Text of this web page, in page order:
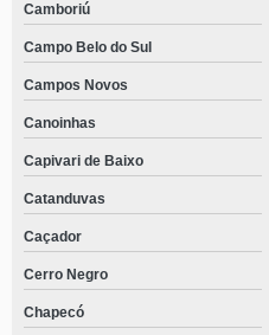
Camboriú
Campo Belo do Sul
Campos Novos
Canoinhas
Capivari de Baixo
Catanduvas
Caçador
Cerro Negro
Chapecó